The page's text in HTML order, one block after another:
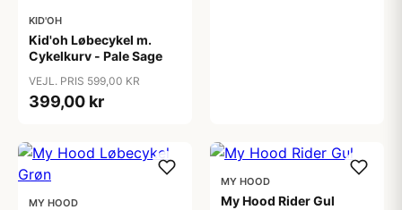
KID'OH
Kid'oh Løbecykel m.
Cykelkurv - Pale Sage
VEJL. PRIS 599,00 KR
399,00 kr
MY HOOD
MY HOOD
My Hood Rider Gul